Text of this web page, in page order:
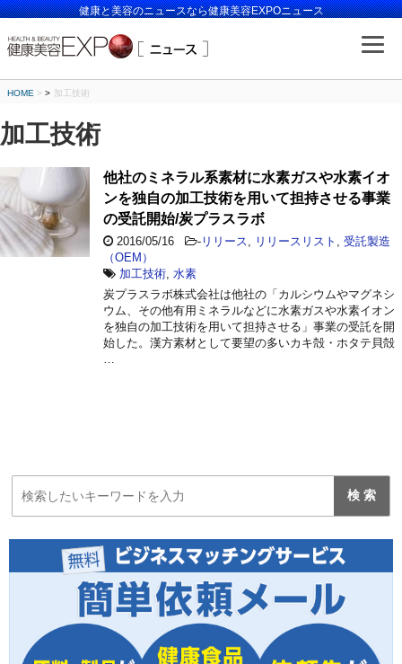
健康と美容のニュースなら健康美容EXPOニュース
HOME > 加工技術
加工技術
他社のミネラル系素材に水素ガスや水素イオ
ンを独自の加工技術を用いて担持させる事業
の受託開始/炭プラスラボ
2016/05/16 - リリース リリースリスト
受託製造
（OEM）
加工技術 水素
炭プラスラボ株式会社は他社の「カルシウムやマグネシ
ウム、その他有用ミネラルなどに水素ガスや水素イオン
を独自の加工技術を用いて担持させる」事業の受託を開
始した。漢方素材として要望の多いカキ殻・ホタテ貝殻